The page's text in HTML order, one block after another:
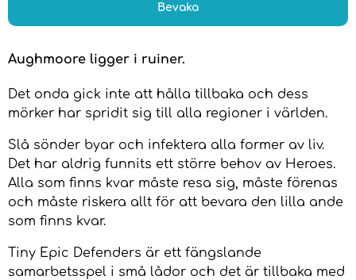
Bevaka
Aughmoore ligger i ruiner.
Det onda gick inte att hålla tillbaka och dess
mörker har spridit sig till alla regioner i världen.
Slå sönder byar och infektera alla former av liv.
Det har aldrig funnits ett större behov av Heroes.
Alla som finns kvar måste resa sig, måste förenas
och måste riskera allt för att bevara den lilla ande
som finns kvar.
Tiny Epic Defenders är ett fängslande
samarbetsspel i små lådor och det är tillbaka med